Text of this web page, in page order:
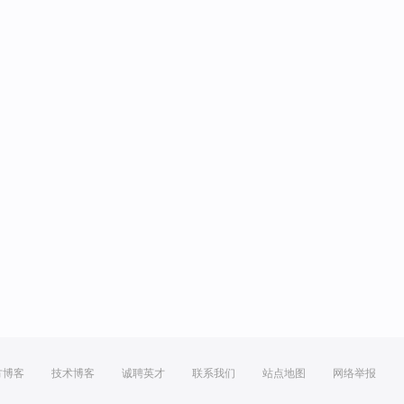
博客 技术博客 诚聘英才 联系我们 站点地图 网络举报